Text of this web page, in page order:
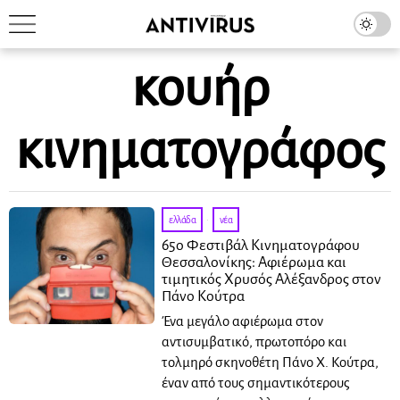
κουήρ
κινηματογράφος
ελλάδα · νέα
65ο Φεστιβάλ Κινηματογράφου
Θεσσαλονίκης: Αφιέρωμα και
τιμητικός Χρυσός Αλέξανδρος στον
Πάνο Κούτρα
Ένα μεγάλο αφιέρωμα στον
αντισυμβατικό, πρωτοπόρο και
τολμηρό σκηνοθέτη Πάνο Χ. Κούτρα,
έναν από τους σημαντικότερους